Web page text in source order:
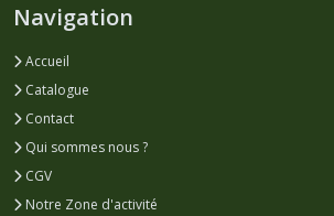
Navigation
Accueil
Catalogue
Contact
Qui sommes nous ?
CGV
Notre Zone d'activité